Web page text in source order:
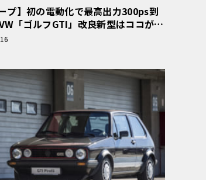
プ】初の電動化で最高出力300ps到
「ゴルフGTI」改良新型はココが変